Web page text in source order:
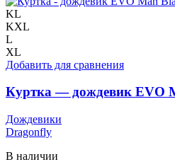
KL
KXL
L
XL
Добавить для сравнения
Куртка — дождевик EVO
Дождевики
Dragonfly
В наличии